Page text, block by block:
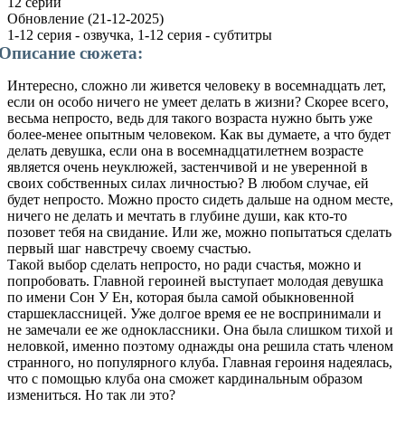
Обновление (21-12-2025)
1-12 серия - озвучка, 1-12 серия - субтитры
сюжета:
Интересно, сложно ли живется человеку в восемнадцать лет,
если он особо ничего не умеет делать в жизни? Скорее всего,
весьма непросто, ведь для такого возраста нужно быть уже
более-менее опытным человеком. Как вы думаете, а что будет
делать девушка, если она в восемнадцатилетнем возрасте
является очень неуклюжей, застенчивой и не уверенной в
своих собственных силах личностью? В любом случае, ей
будет непросто. Можно просто сидеть дальше на одном месте,
ничего не делать и мечтать в глубине души, как кто-то
позовет тебя на свидание. Или же, можно попытаться сделать
первый шаг навстречу своему счастью.
Такой выбор сделать непросто, но ради счастья, можно и
попробовать. Главной героиней выступает молодая девушка
по имени Сон У Ен, которая была самой обыкновенной
старшеклассницей. Уже долгое время ее не воспринимали и
не замечали ее же одноклассники. Она была слишком тихой и
неловкой, именно поэтому однажды она решила стать членом
странного, но популярного клуба. Главная героиня надеялась,
что с помощью клуба она сможет кардинальным образом
измениться. Но так ли это?